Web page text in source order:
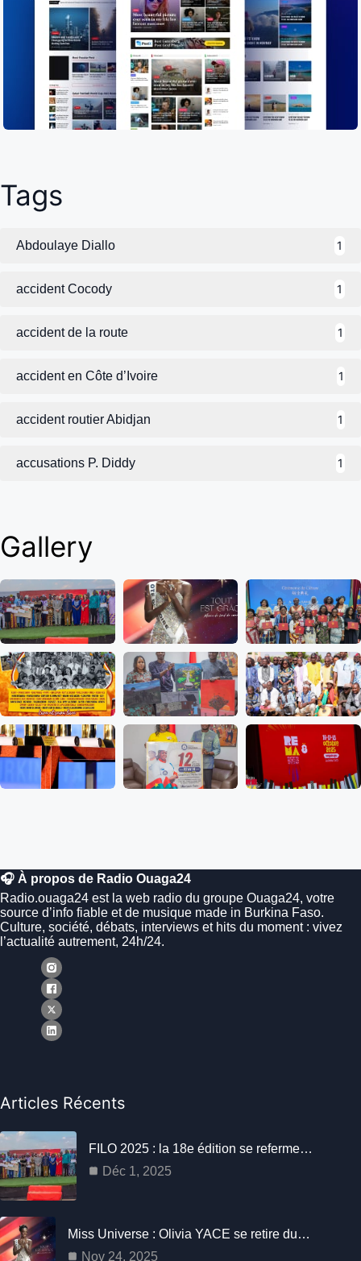
Tags
Abdoulaye Diallo 1
accident Cocody 1
accident de la route 1
accident en Côte d’Ivoire 1
accident routier Abidjan 1
accusations P. Diddy 1
Gallery
🎧 À propos de Radio Ouaga24
Radio.ouaga24 est la web radio du groupe Ouaga24, votre
source d’info fiable et de musique made in Burkina Faso.
Culture, société, débats, interviews et hits du moment : vivez
l’actualité autrement, 24h/24.
Articles Récents
FILO 2025 : la 18e édition se referme…
Déc 1, 2025
Miss Universe : Olivia YACE se retire du…
Nov 24, 2025